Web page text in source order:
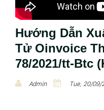
Hướng Dẫn
Tử Oinvoice
78/2021/tt-Btc
Admin Tue, 20/09/